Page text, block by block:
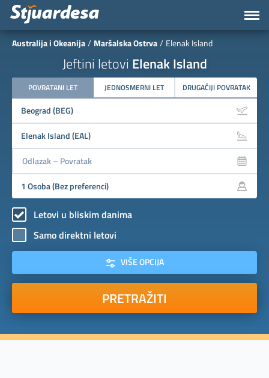
Australija i Okeanija Maršalska Ostrva Elenak Island
Jeftini letovi Elenak Island
POVRATANI LET JEDNOSMERNI LET DRUGAČIJI POVRATAK
Letovi u bliskim danima
Samo direktni letovi
VIŠE OPCIJA
PRETRAŽITI